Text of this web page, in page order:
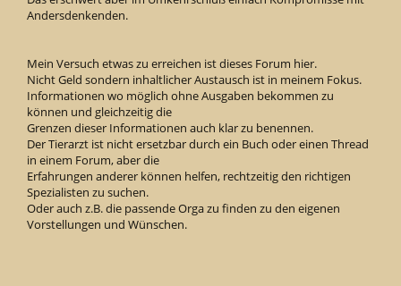
Andersdenkenden.
Mein Versuch etwas zu erreichen ist dieses Forum hier.
Nicht Geld sondern inhaltlicher Austausch ist in meinem Fokus.
Informationen wo möglich ohne Ausgaben bekommen zu
können und gleichzeitig die
Grenzen dieser Informationen auch klar zu benennen.
Der Tierarzt ist nicht ersetzbar durch ein Buch oder einen Thread
in einem Forum, aber die
Erfahrungen anderer können helfen, rechtzeitig den richtigen
Spezialisten zu suchen.
Oder auch z.B. die passende Orga zu finden zu den eigenen
Vorstellungen und Wünschen.